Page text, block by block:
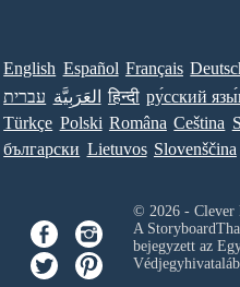
English Español Français
עברית العَرَبِيَّة हिन्दी ру́сский
Türkçe Polski Româna Ceština
български Lietuvos Slovenščina
© 2026 - Clever
A
bejegyzett az